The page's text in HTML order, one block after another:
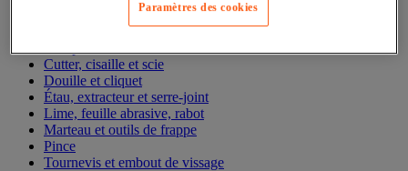
Clé et tournevis dynamométrique
Cutter, cisaille et scie
Douille et cliquet
Étau, extracteur et serre-joint
Lime, feuille abrasive, rabot
Marteau et outils de frappe
Pince
Tournevis et embout de vissage
Paramètres des cookies